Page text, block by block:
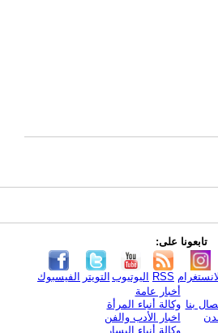
تابعونا على:
الفيسبوك التويتر اليوتيوب RSS
بنا
أخبار عامة
وكالة أنباء المرأة
اخبار الأدب والفن
وكالة أنباء اليسار